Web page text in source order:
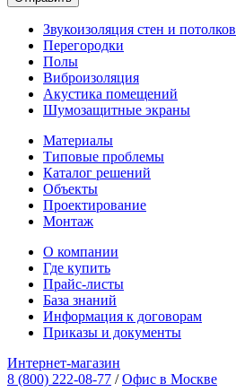
Звукоизоляция стен и потолков
Перегородки
Полы
Виброизоляция
Акустика помещений
Шумозащитные экраны
Материалы
Типовые проблемы
Каталог решений
Объекты
Проектирование
Монтаж
О компании
Где купить
Прайс-листы
База знаний
Информация к договорам
Приказы и документы
Интернет-магазин
8 (800) 222-08-77 / Офис в Москве